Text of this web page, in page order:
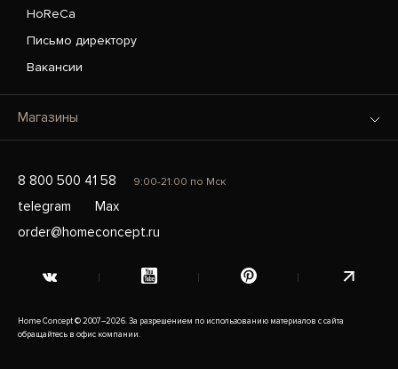
HoReCa
Письмо директору
Вакансии
Магазины
8 800 500 41 58 9:00-21:00 по Мск
telegram
Max
order@homeconcept.ru
Home Concept © 2007–2026. За разрешением по использованию материалов с сайта
обращайтесь в офис компании.